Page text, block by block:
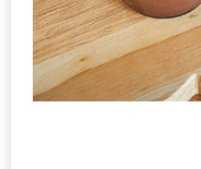
นโยบาย
ความ
ส่วน